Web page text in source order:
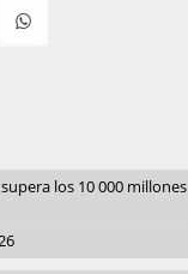
los 10 000 millones